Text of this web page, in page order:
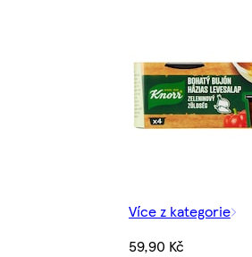
Více z kategorie
59,90 Kč